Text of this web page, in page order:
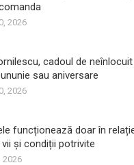
2026
cadoul de
sau aniversare
2026
funcționează doar în
vii și condiții potrivite
2026